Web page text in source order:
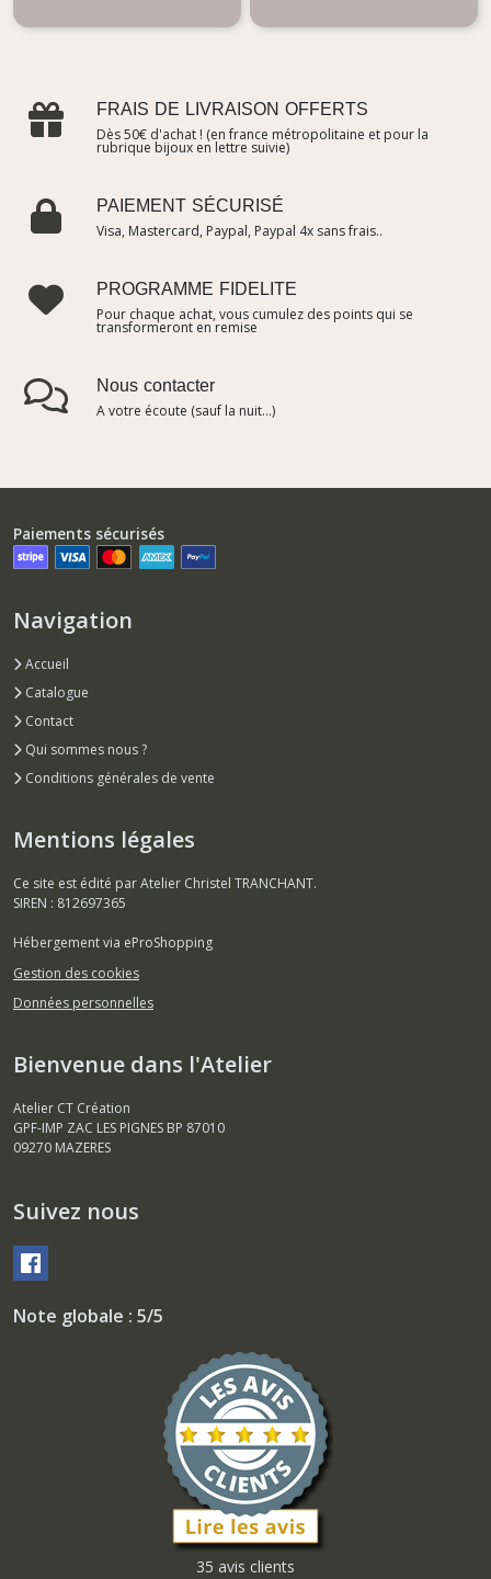
FRAIS DE LIVRAISON OFFERTS
Dès 50€ d'achat ! (en france métropolitaine et pour la
rubrique bijoux en lettre suivie)
PAIEMENT SÉCURISÉ
Visa, Mastercard, Paypal, Paypal 4x sans frais..
PROGRAMME FIDELITE
Pour chaque achat, vous cumulez des points qui se
transformeront en remise
Nous contacter
A votre écoute (sauf la nuit...)
Paiements sécurisés
Navigation
Accueil
Catalogue
Contact
Qui sommes nous ?
Conditions générales de vente
Mentions légales
Ce site est édité par Atelier Christel TRANCHANT.
SIREN : 812697365
Hébergement via eProShopping
Gestion des cookies
Données personnelles
Bienvenue dans l'Atelier
Atelier CT Création
GPF-IMP ZAC LES PIGNES BP 87010
09270 MAZERES
Suivez nous
Note globale : 5/5
35 avis clients